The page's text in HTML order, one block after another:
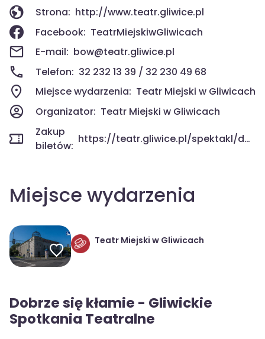
Strona: http://www.teatr.gliwice.pl
Facebook: TeatrMiejskiwGliwicach
E-mail: bow@teatr.gliwice.pl
Telefon: 32 232 13 39 / 32 230 49 68
Miejsce wydarzenia: Teatr Miejski w Gliwicach
Organizator: Teatr Miejski w Gliwicach
Zakup
biletów:
https://teatr.gliwice.pl/spektakl/dobrze-sie-klamie-w-milym-towarzystwie/
Miejsce wydarzenia
Teatr Miejski w Gliwicach
Dobrze się kłamie - Gliwickie
Spotkania Teatralne